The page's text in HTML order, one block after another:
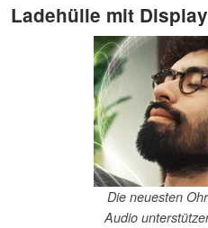
Ladehülle mit
Die neuesten
Audio